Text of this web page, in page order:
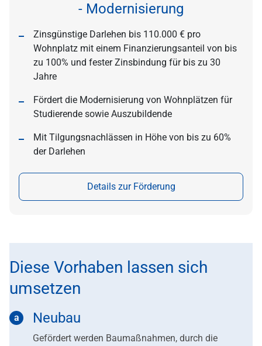
- Modernisierung
Zinsgünstige Darlehen bis 110.000 € pro
Wohnplatz mit einem Finanzierungsanteil von bis
zu 100% und fester Zinsbindung für bis zu 30
Jahre
Fördert die Modernisierung von Wohnplätzen für
Studierende sowie Auszubildende
Mit Tilgungsnachlässen in Höhe von bis zu 60%
der Darlehen
Details zur Förderung
Diese Vorhaben lassen sich
umsetzen
Neubau
Gefördert werden Baumaßnahmen, durch die